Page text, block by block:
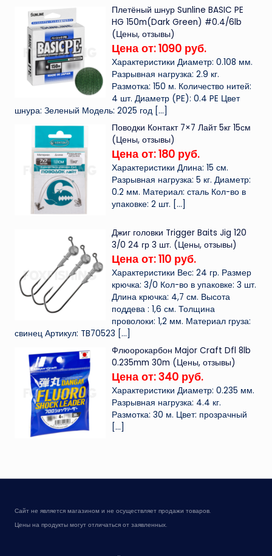
Плетёный шнур Sunline BASIC PE
HG 150m(Dark Green) #0.4/6lb
(Цены, отзывы)
Цена от: 1090 руб.
Характеристики Диаметр: 0.108 мм.
Разрывная нагрузка: 2.9 кг.
Размотка: 150 м. Количество нитей:
4 шт. Диаметр (PE): 0.4 PE Цвет
шнура: Зеленый Модель: 2025 год […]
Поводки Контакт 7×7 Лайт 5кг 15см
(Цены, отзывы)
Цена от: 180 руб.
Характеристики Длина: 15 см.
Разрывная нагрузка: 5 кг. Диаметр:
0.2 мм. Материал: сталь Кол-во в
упаковке: 2 шт. […]
Джиг головки Trigger Baits Jig 120
3/0 24 гр 3 шт. (Цены, отзывы)
Цена от: 110 руб.
Характеристики Вес: 24 гр. Размер
крючка: 3/0 Кол-во в упаковке: 3 шт.
Длина крючка: 4,7 см. Высота
поддева : 1,6 см. Толщина
проволоки: 1,2 мм. Материал груза:
свинец Артикул: TB70523 […]
Флюорокарбон Major Craft Dfl 8lb
0.235mm 30m (Цены, отзывы)
Цена от: 340 руб.
Характеристики Диаметр: 0.235 мм.
Разрывная нагрузка: 4.4 кг.
Размотка: 30 м. Цвет: прозрачный
[…]
Сайт не является магазином и не осуществляет продажи товаров.
Цены на продукты могут отличаться от заявленных.